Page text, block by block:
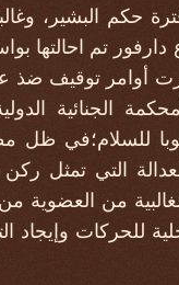
حكم البشير،
دارفور تم
الدولية بالقرار ١٥٩٣ الصادر في العام ٢٠٠٥،
الجنائية
للسلام؛في ظل
التي تمثل
من العضوية
للحركات وإيجاد